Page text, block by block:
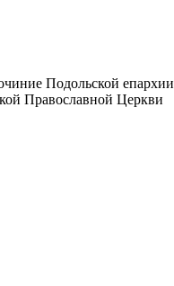
Подольской епархии
Православной Церкви